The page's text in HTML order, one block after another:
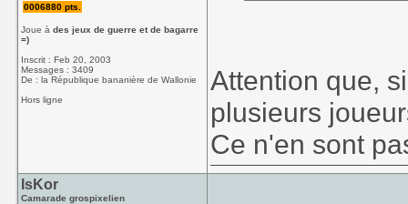
0006880 pts.
Joue àdes jeux de guerre et de bagarre
=)
Inscrit : Feb 20, 2003
Messages : 3409
De : la République bananière de Wallonie
Hors ligne
Attention que,
plusieurs
Ce n'en sont
IsKor
Camarade grospixelien